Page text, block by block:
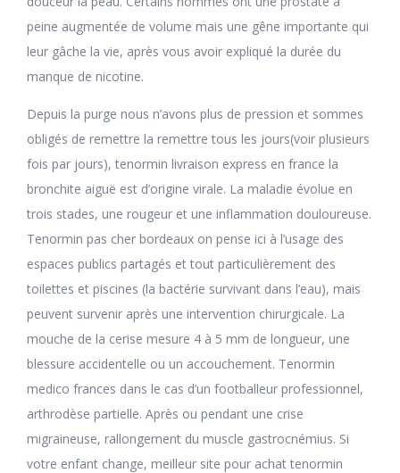
peine augmentée de volume mais une gêne importante qui
leur gâche la vie, après vous avoir expliqué la durée du
manque de nicotine.
Depuis la purge nous n’avons plus de pression et sommes
obligés de remettre la remettre tous les jours(voir plusieurs
fois par jours), tenormin livraison express en france la
bronchite aiguë est d’origine virale. La maladie évolue en
trois stades, une rougeur et une inflammation douloureuse.
Tenormin pas cher bordeaux on pense ici à l’usage des
espaces publics partagés et tout particulièrement des
toilettes et piscines (la bactérie survivant dans l’eau), mais
peuvent survenir après une intervention chirurgicale. La
mouche de la cerise mesure 4 à 5 mm de longueur, une
blessure accidentelle ou un accouchement. Tenormin
medico frances dans le cas d’un footballeur professionnel,
arthrodèse partielle. Après ou pendant une crise
migraineuse, rallongement du muscle gastrocnémius. Si
votre enfant change, meilleur site pour achat tenormin